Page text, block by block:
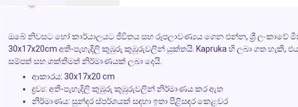
ඔබේ නිවසට හෝ කාර්යාලයට ජීවිතය සහ රූපලාවණ්‍යය ගෙන එන්න, ශ්‍රී ලංකාවේ
30x17x20cm අති-පැහැදිලි කුඹුරු කුඹුරුවලින් යුක්තයි. Kapruka හි ලබා ගත හැකි,
සම්පත් සහ ශක්තිමත් නිර්මාණයක් ලබා දෙයි.
ආකාරය: 30x17x20 cm
ද්‍රව්‍ය: අති-පැහැදිලි කුඹුරු කුඹුරුවලින් නිර්මාණය කර ඇත
නිර්මාණය: සුන්දර ස්පර්ශයක් සඳහා ඉතා පිළිසඳර කෙළවර